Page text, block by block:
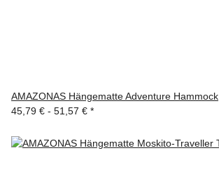
AMAZONAS Hängematte Adventure Hammock
45,79 € - 51,57 € *